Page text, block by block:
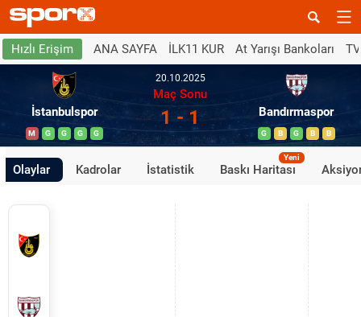
Hızlı Erişim ANA SAYFA İLK11 KUR At Yarışı Bankoları
İstanbulspor
M G G G G
20.10.2025
Maç Sonu
1 - 1 Bandırmaspor
G B G B B
Olaylar Kadrolar İstatistik Baskı Haritası
Yeni